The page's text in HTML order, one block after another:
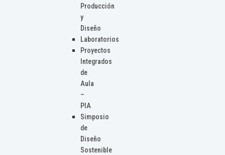
Producción
y
Diseño
Laboratorios
Proyectos
Integrados
de
Aula
–
PIA
Simposio
de
Diseño
Sostenible